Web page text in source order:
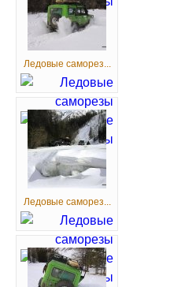
Ледовые саморез...
Ледовые саморез...